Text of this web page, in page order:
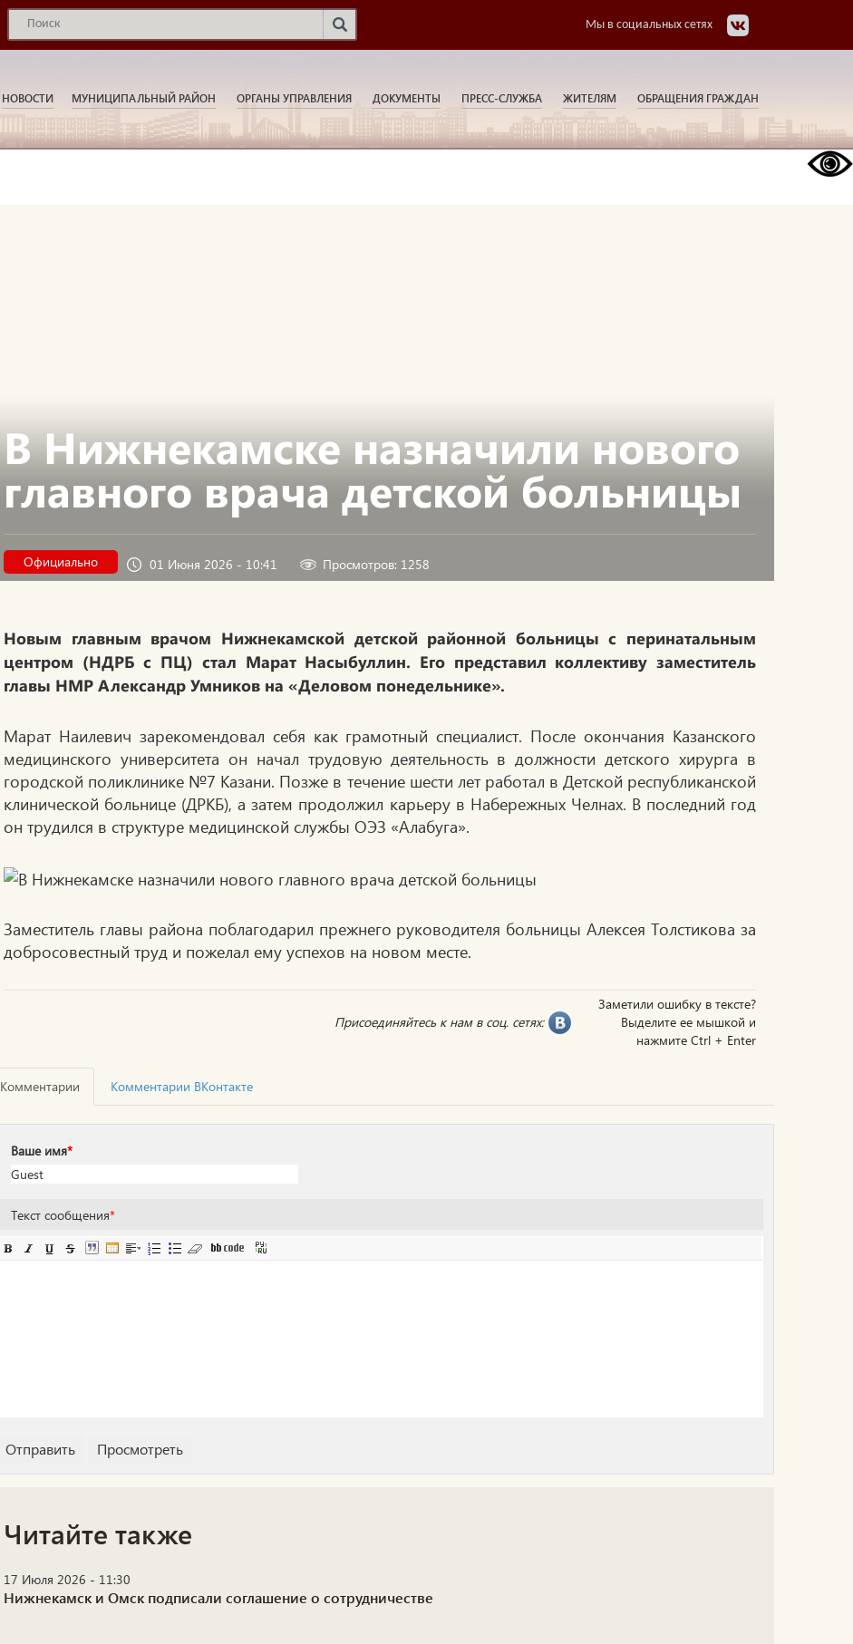
Мы в социальных сетях
НОВОСТИ МУНИЦИПАЛЬНЫЙ РАЙОН ОРГАНЫ УПРАВЛЕНИЯ ДОКУМЕНТЫ ПРЕСС-СЛУЖБА ЖИТЕЛЯМ ОБРАЩЕНИЯ ГРАЖДАН
В Нижнекамске назначили нового
главного врача детской больницы
Официально 01 Июня 2026 - 10:41 Просмотров: 1258
Новым главным врачом Нижнекамской детской районной больницы с перинатальным
центром (НДРБ с ПЦ) стал Марат Насыбуллин. Его представил коллективу заместитель
главы НМР Александр Умников на «Деловом понедельнике».
Марат Наилевич зарекомендовал себя как грамотный специалист. После окончания Казанского
медицинского университета он начал трудовую деятельность в должности детского хирурга в
городской поликлинике №7 Казани. Позже в течение шести лет работал в Детской республиканской
клинической больнице (ДРКБ), а затем продолжил карьеру в Набережных Челнах. В последний год
он трудился в структуре медицинской службы ОЭЗ «Алабуга».
Заместитель главы района поблагодарил прежнего руководителя больницы Алексея Толстикова за
добросовестный труд и пожелал ему успехов на новом месте.
Заметили ошибку в тексте?
Выделите ее мышкой и
нажмите Ctrl + Enter
Присоединяйтесь к нам в соц. сетях:
Комментарии Комментарии ВКонтакте
Ваше имя*
Текст сообщения*
Читайте также
17 Июля 2026 - 11:30
Нижнекамск и Омск подписали соглашение о сотрудничестве